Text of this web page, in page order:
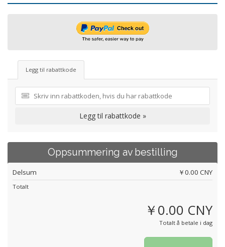
Legg til rabattkode
Legg til rabattkode »
Oppsummering av bestilling
Delsum ￥0.00 CNY
Totalt
￥0.00 CNY
Totalt å betale i dag